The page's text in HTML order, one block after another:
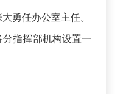
勇任办公室主任。
分指挥部机构设置一